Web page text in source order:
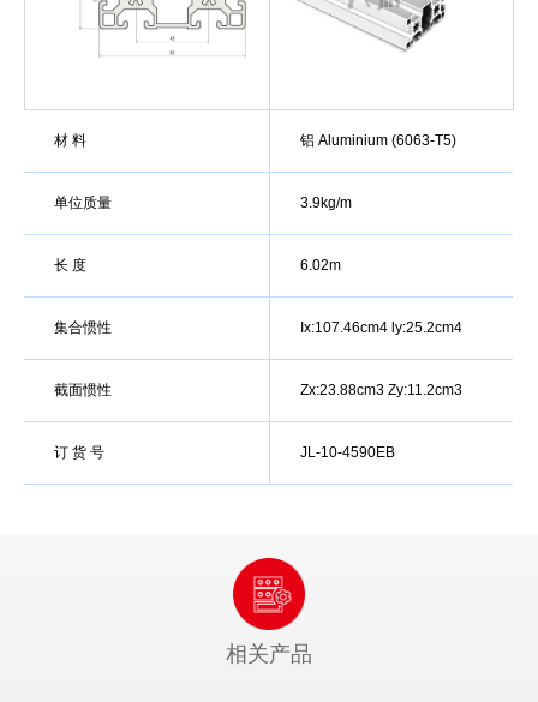
材 料 铝 Aluminium (6063-T5)
单位质量 3.9kg/m
长 度 6.02m
集合惯性 Ix:107.46cm4 ly:25.2cm4
截面惯性 Zx:23.88cm3 Zy:11.2cm3
订 货 号 JL-10-4590EB
相关产品